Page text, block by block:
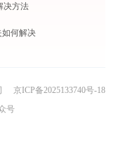
决方法
如何解决
京ICP备2025133740号-18
号